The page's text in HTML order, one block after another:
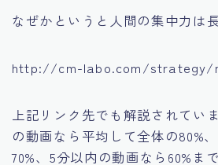
なぜかというと人間の集中力は
http://cm-labo.com/strategy/
上記リンク先でも解説されてい
の動画なら平均して全体の80%
70%、5分以内の動画なら60%ま